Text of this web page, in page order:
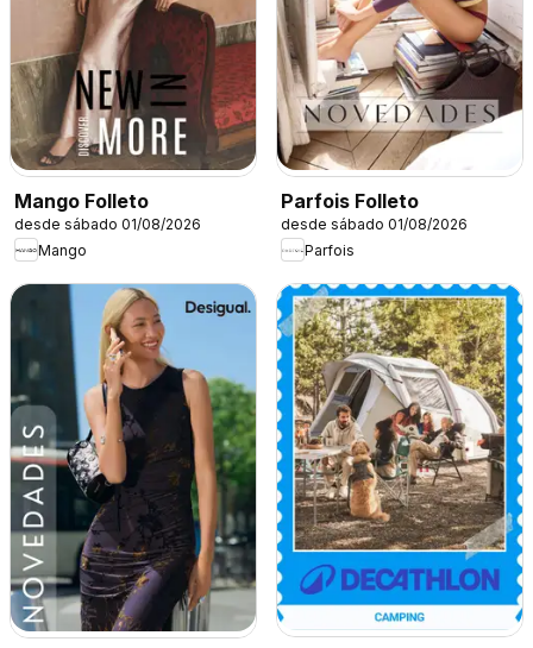
Mango Folleto
desde sábado 01/08/2026
Mango
Parfois Folleto
desde sábado 01/08/2026
Parfois